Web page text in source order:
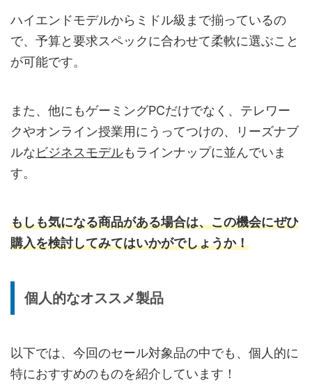
ハイエンドモデルからミドル級まで揃っているの
で、予算と要求スペックに合わせて柔軟に選ぶこと
が可能です。
また、他にもゲーミングPCだけでなく、テレワー
クやオンライン授業用にうってつけの、リーズナブ
ルなビジネスモデルもラインナップに並んでいま
す。
もしも気になる商品がある場合は、この機会にぜひ
購入を検討してみてはいかがでしょうか！
個人的なオススメ製品
以下では、今回のセール対象品の中でも、個人的に
特におすすめのものを紹介しています！